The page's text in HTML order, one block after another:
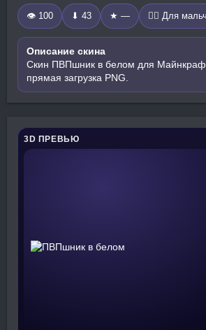
👁 100 ⬇ 43 ★ — 🧍‍♂️ Для
Описание скина
Скин ПВПшник в белом для
прямая загрузка PNG.
3D ПРЕВЬЮ